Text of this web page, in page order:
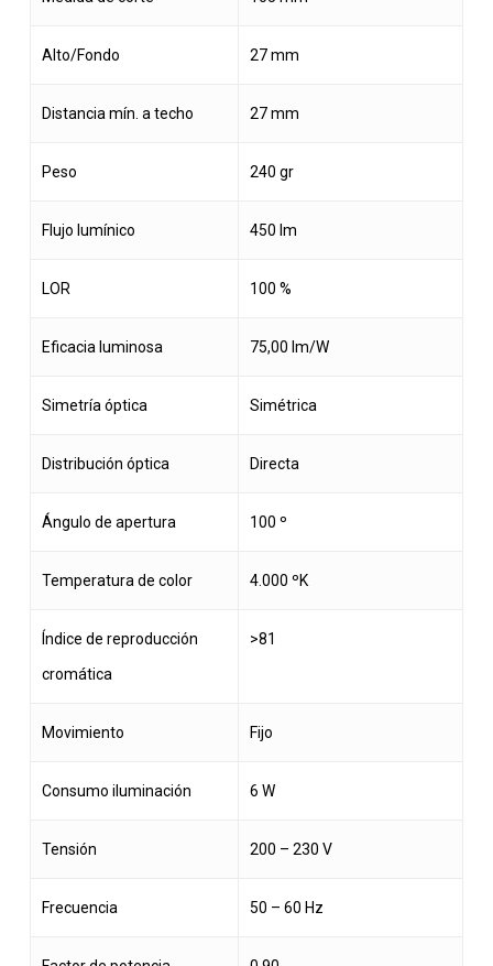
Alto/Fondo 27 mm
Distancia mín. a techo 27 mm
Peso 240 gr
Flujo lumínico 450 lm
LOR 100 %
Eficacia luminosa 75,00 lm/W
Simetría óptica Simétrica
Distribución óptica Directa
Ángulo de apertura 100 º
Temperatura de color 4.000 ºK
Índice de reproducción
cromática
>81
Movimiento Fijo
Consumo iluminación 6 W
Tensión 200 – 230 V
Frecuencia 50 – 60 Hz